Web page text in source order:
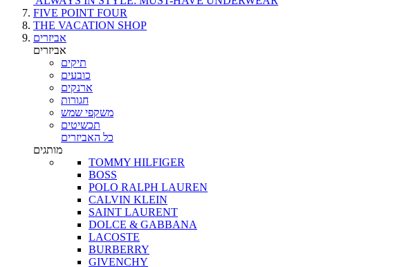
FIVE POINT FOUR
THE VACATION SHOP
אביזרים
אביזרים
תיקים
כובעים
ארנקים
חגורות
משקפי שמש
תכשיטים
כל האביזרים
מותגים
TOMMY HILFIGER
BOSS
POLO RALPH LAUREN
CALVIN KLEIN
SAINT LAURENT
DOLCE & GABBANA
LACOSTE
BURBERRY
GIVENCHY